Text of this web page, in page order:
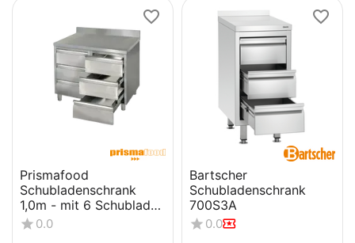
Prismafood
Schubladenschrank
1,0m - mit 6 Schubladen
und Aufkantung STD
0.0
Bartscher
Schubladenschrank
700S3A
0.0